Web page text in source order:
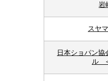
岩
スヤ
日本ショパン
ル